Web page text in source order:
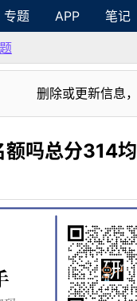
专题 APP 笔记
删除或更新信息
吗总分314